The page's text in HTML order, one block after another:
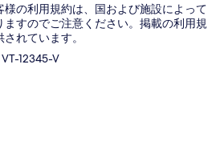
様の利用規約は、国および施設によって
ますのでご注意ください。掲載の利用規
れています。
12345-V